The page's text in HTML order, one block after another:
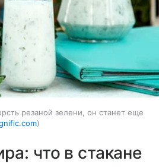
резаной зелени, он станет еще
что в стакане